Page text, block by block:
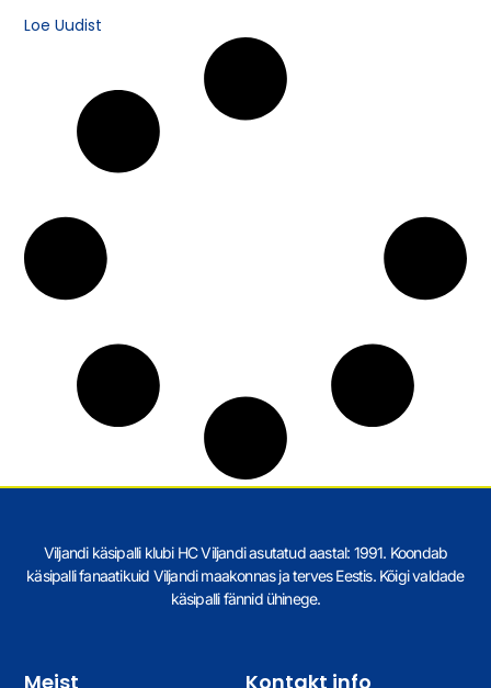
Loe Uudist
Viljandi käsipalli klubi HC Viljandi asutatud aastal: 1991. Koondab
käsipalli fanaatikuid Viljandi maakonnas ja terves Eestis. Kõigi valdade
käsipalli fännid ühinege.
Meist Kontakt info